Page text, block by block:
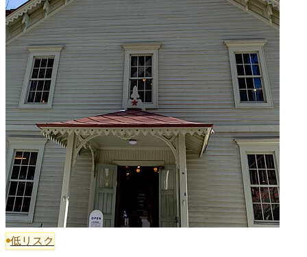
低リスク